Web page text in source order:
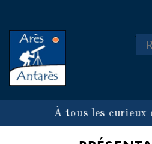
À tous les curieux